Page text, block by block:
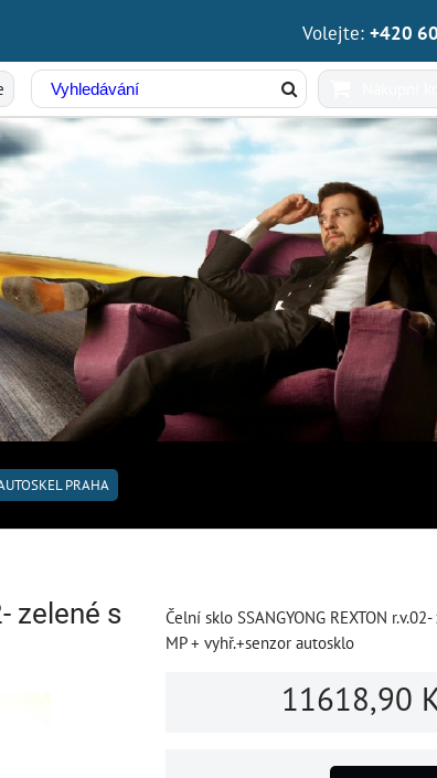
Volejte: +420
PRAHA
zelené s
Čelní sklo SSANGYONG REXTON
MP + vyhř.+senzor autosklo
11618,90